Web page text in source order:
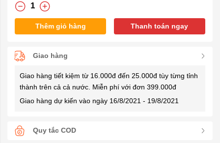
Thêm giỏ hàng Thanh toán ngay
Giao hàng
Giao hàng tiết kiệm từ 16.000đ đến 25.000đ tùy từng tỉnh
thành trên cả cả nước. Miễn phí với đơn 399.000đ
Giao hàng dự kiến vào ngày 16/8/2021 - 19/8/2021
Quy tắc COD